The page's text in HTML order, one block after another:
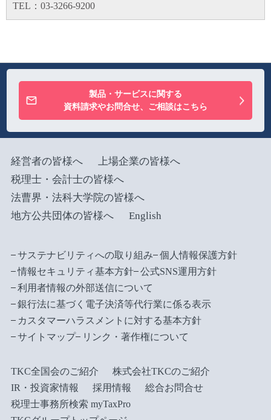
TEL：03-3266-9200
製品・サービスに関する
資料請求やお問合せ、ご相談はこちら
経営者の皆様へ
上場企業の皆様へ
税理士・会計士の皆様へ
法曹界・法科大学院の皆様へ
地方公共団体の皆様へ
English
サステナビリティへの取り組み
個人情報保護方針
情報セキュリティ基本方針
公式SNS運用方針
利用者情報の外部送信について
銀行法に基づく電子決済等代行業に係る表示
カスタマーハラスメントに対する基本方針
サイトマップ
リンク・著作権について
TKC全国会のご紹介
株式会社TKCのご紹介
IR・投資家情報
採用情報
総合お問合せ
税理士事務所検索 myTaxPro